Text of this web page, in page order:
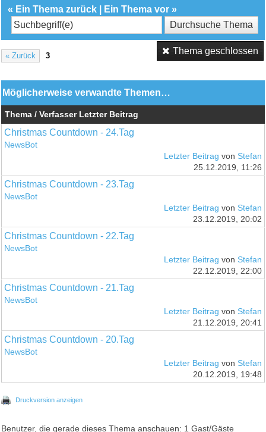
« Ein Thema zurück Ein Thema vor »
« Zurück 3 Thema geschlossen
Möglicherweise verwandte Themen…
Thema / Verfasser Letzter Beitrag
Christmas Countdown - 24.Tag
NewsBot
Letzter Beitrag von Stefan
25.12.2019, 11:26
Christmas Countdown - 23.Tag
NewsBot
Letzter Beitrag von Stefan
23.12.2019, 20:02
Christmas Countdown - 22.Tag
NewsBot
Letzter Beitrag von Stefan
22.12.2019, 22:00
Christmas Countdown - 21.Tag
NewsBot
Letzter Beitrag von Stefan
21.12.2019, 20:41
Christmas Countdown - 20.Tag
NewsBot
Letzter Beitrag von Stefan
20.12.2019, 19:48
Druckversion anzeigen
Benutzer, die gerade dieses Thema anschauen: 1 Gast/Gäste